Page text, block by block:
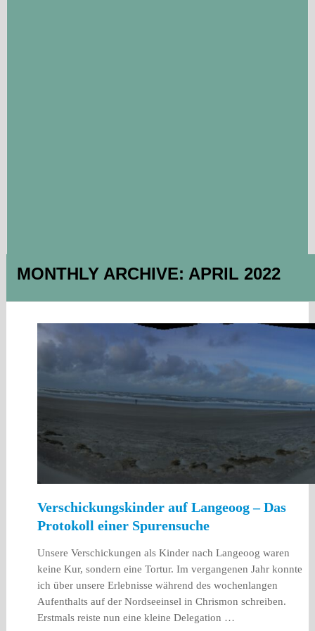
MONTHLY ARCHIVE: APRIL 2022
Verschickungskinder auf Langeoog – Das
Protokoll einer Spurensuche
Unsere Verschickungen als Kinder nach Langeoog waren
keine Kur, sondern eine Tortur. Im vergangenen Jahr konnte
ich über unsere Erlebnisse während des wochenlangen
Aufenthalts auf der Nordseeinsel in Chrismon schreiben.
Erstmals reiste nun eine kleine Delegation …